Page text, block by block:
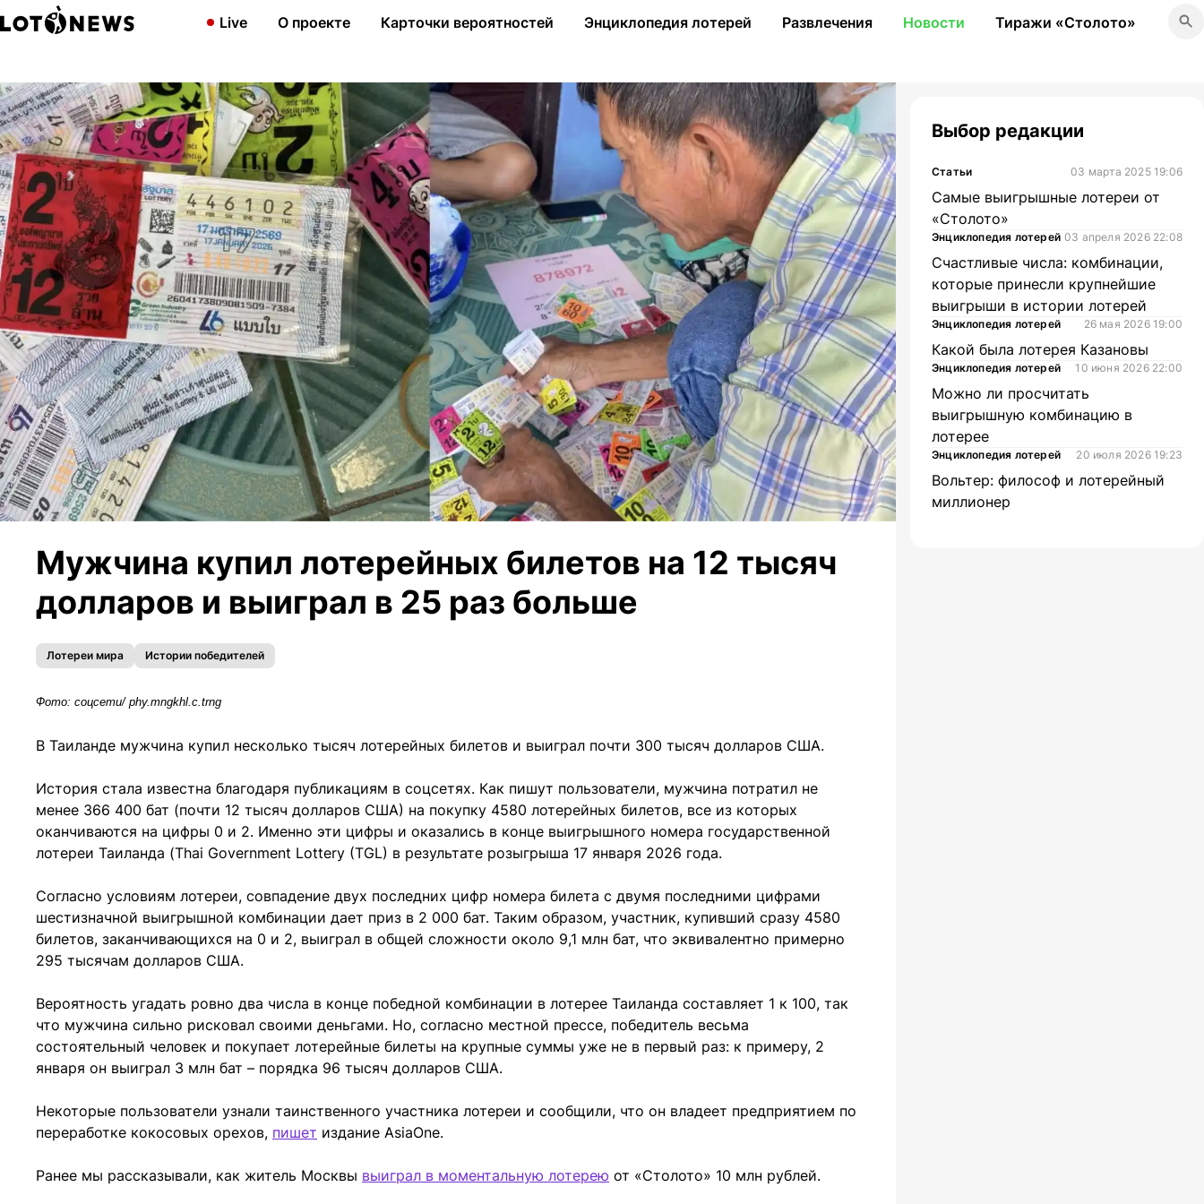
Live О проекте Карточки вероятностей Энциклопедия лотерей Развлечения Новости Тиражи «Столото»
Мужчина купил лотерейных билетов на 12 тысяч
долларов и выиграл в 25 раз больше
Лотереи мира Истории победителей
Фото: соцсети/ phy.mngkhl.c.trng
В Таиланде мужчина купил несколько тысяч лотерейных билетов и выиграл почти 300 тысяч долларов США.
История стала известна благодаря публикациям в соцсетях. Как пишут пользователи, мужчина потратил не
менее 366 400 бат (почти 12 тысяч долларов США) на покупку 4580 лотерейных билетов, все из которых
оканчиваются на цифры 0 и 2. Именно эти цифры и оказались в конце выигрышного номера государственной
лотереи Таиланда (Thai Government Lottery (TGL) в результате розыгрыша 17 января 2026 года.
Согласно условиям лотереи, совпадение двух последних цифр номера билета с двумя последними цифрами
шестизначной выигрышной комбинации дает приз в 2 000 бат. Таким образом, участник, купивший сразу 4580
билетов, заканчивающихся на 0 и 2, выиграл в общей сложности около 9,1 млн бат, что эквивалентно примерно
295 тысячам долларов США.
Вероятность угадать ровно два числа в конце победной комбинации в лотерее Таиланда составляет 1 к 100, так
что мужчина сильно рисковал своими деньгами. Но, согласно местной прессе, победитель весьма
состоятельный человек и покупает лотерейные билеты на крупные суммы уже не в первый раз: к примеру, 2
января он выиграл 3 млн бат – порядка 96 тысяч долларов США.
Некоторые пользователи узнали таинственного участника лотереи и сообщили, что он владеет предприятием по
переработке кокосовых орехов, пишет издание AsiaOne.
Ранее мы рассказывали, как житель Москвы выиграл в моментальную лотерею от «Столото» 10 млн рублей.
Выбор редакции
Статьи 03 марта 2025 19:06
Самые выигрышные лотереи от
«Столото»
Энциклопедия лотерей 03 апреля 2026 22:08
Счастливые числа: комбинации,
которые принесли крупнейшие
выигрыши в истории лотерей
Энциклопедия лотерей 26 мая 2026 19:00
Какой была лотерея Казановы
Энциклопедия лотерей 10 июня 2026 22:00
Можно ли просчитать
выигрышную комбинацию в
лотерее
Энциклопедия лотерей 20 июля 2026 19:23
Вольтер: философ и лотерейный
миллионер